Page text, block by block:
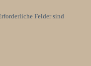
Felder sind